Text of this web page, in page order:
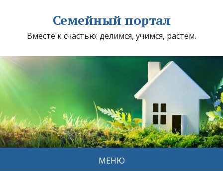
Семейный портал
Вместе к счастью: делимся, учимся, растем.
МЕНЮ